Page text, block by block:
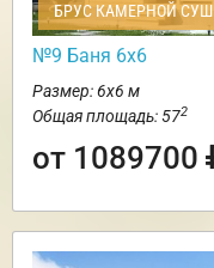
БРУС КАМЕРНОЙ
№9 Баня 6х6
Размер: 6х6 м
Общая площадь: 572
от 1089700